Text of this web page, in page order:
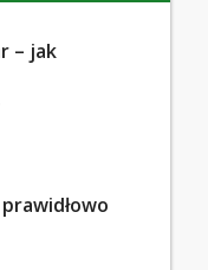
– jak